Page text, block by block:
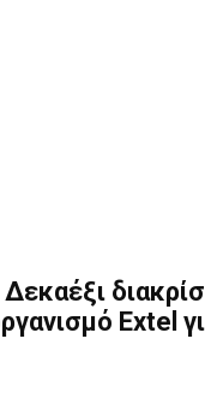
Extel